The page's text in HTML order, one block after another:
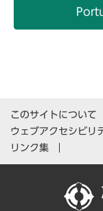
このサイトについて
ウェブアクセシビリ
リンク集